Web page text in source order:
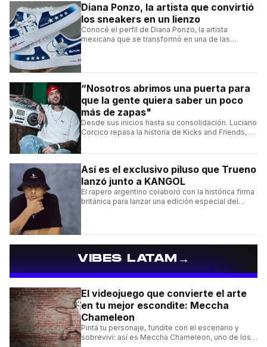
Diana Ponzo, la artista que convirtió
los sneakers en un lienzo
Conocé el perfil de Diana Ponzo, la artista
mexicana que se transformó en una de las
“Nosotros abrimos una puerta para
que la gente quiera saber un poco
más de zapas"
Desde sus inicios hasta su consolidación. Luciano
Corcico repasa la historia de Kicks and Friends, el
Así es el exclusivo piluso que Trueno
lanzó junto a KANGOL
El rapero argentino colaboró con la histórica firma
británica para lanzar una edición especial del
VIBES LATAM→
El videojuego que convierte el arte
en tu mejor escondite: Meccha
Chameleon
Pintá tu personaje, fundite con el escenario y
sobreviví: así es Meccha Chameleon, uno de los